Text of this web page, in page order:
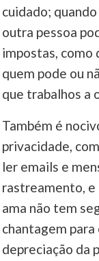
cuidado;
outra pessoa
impostas, como
quem pode ou
que trabalhos a
Também é
privacidade,
ler emails e
rastreamento, e
ama não tem
chantagem
depreciação da